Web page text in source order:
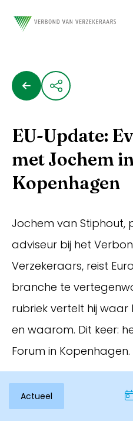
Inloggen
EU-Update:
met Jochem
Kopenhagen
Jochem van Stiphout,
adviseur bij het
Verzekeraars, reist
branche te
rubriek vertelt hij waar
en waarom. Dit keer:
Forum in Kopenhagen.
Actueel